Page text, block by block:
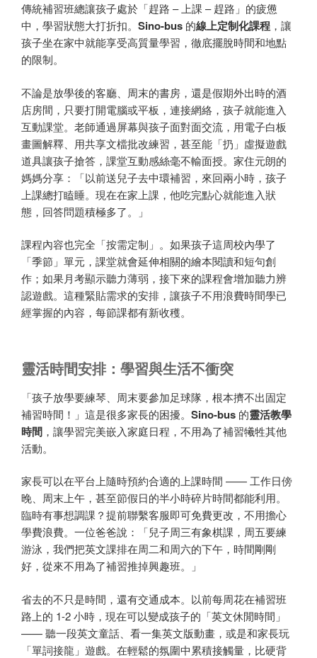
傳統補習班總讓孩子處於「趕路 – 上課 – 趕路」的疲憊
中，學習狀態大打折扣。 Sino-bus 的線上定制化課程 ，讓
孩子坐在家中就能享受高質量學習，徹底擺脫時間和地點
的限制。
不論是放學後的客廳、周末的書房，還是假期外出時的酒
店房間，只要打開電腦或平板，連接網絡，孩子就能進入
互動課堂。老師通過屏幕與孩子面對面交流，用電子白板
畫圖解釋、用共享文檔批改練習，甚至能「扔」虛擬遊戲
道具讓孩子搶答，課堂互動感絲毫不輸面授。家住元朗的
媽媽分享：「以前送兒子去中環補習，來回兩小時，孩子
上課總打瞌睡。現在在家上課，他吃完點心就能進入狀
態，回答問題積極多了。」
課程內容也完全「按需定制」。如果孩子這周校內學了
「季節」單元，課堂就會延伸相關的繪本閱讀和短句創
作；如果月考顯示聽力薄弱，接下來的課程會增加聽力辨
認遊戲。這種緊貼需求的安排，讓孩子不用浪費時間學已
經掌握的內容，每節課都有新收穫。
靈活時間安排：學習與生活不衝突
「孩子放學要練琴、周末要參加足球隊，根本擠不出固定
補習時間！」這是很多家長的困擾。 Sino-bus 的靈活教學
時間 ，讓學習完美嵌入家庭日程，不用為了補習犧牲其他
活動。
家長可以在平台上隨時預約合適的上課時間 —— 工作日傍
晚、周末上午，甚至節假日的半小時碎片時間都能利用。
臨時有事想調課？提前聯繫客服即可免費更改，不用擔心
學費浪費。一位爸爸說：「兒子周三有象棋課，周五要練
游泳，我們把英文課排在周二和周六的下午，時間剛剛
好，從來不用為了補習推掉興趣班。」
省去的不只是時間，還有交通成本。以前每周花在補習班
路上的 1-2 小時，現在可以變成孩子的「英文休閒時間」
—— 聽一段英文童話、看一集英文版動畫，或是和家長玩
「單詞接龍」遊戲。在輕鬆的氛圍中累積接觸量，比硬背